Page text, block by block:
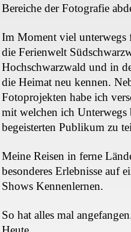
Bereiche der Fotografie
Im Moment viel unterwegs
die Ferienwelt
Hochschwarzwald und in
die Heimat neu kennen.
Fotoprojekten habe ich
mit welchen ich Unterwegs
begeisterten Publikum zu
Meine Reisen in ferne
besonderes Erlebnisse auf
Shows Kennenlernen.
So hat alles mal